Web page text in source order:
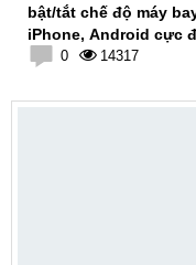
bật/tắt chế độ máy
iPhone, Android cực
0 14317